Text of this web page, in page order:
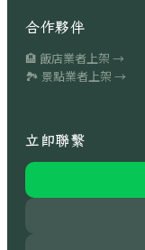
合作夥伴
🏨 飯店業者上架 →
🏞 景點業者上架 →
立即聯繫